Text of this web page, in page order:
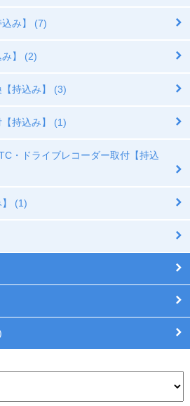
み】 (7)
】 (2)
持込み】 (3)
持込み】 (1)
・ドライブレコーダー取付【持込
】 (1)